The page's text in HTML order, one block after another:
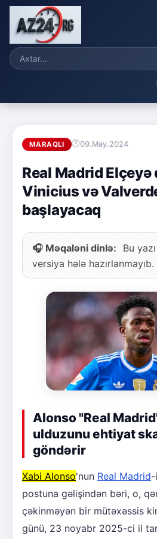
MARAQLI 09.May.2024
Real Madrid Elçeyə
Vinicius və
başlayacaq
🎧 Məqaləni dinlə:
Bu
versiya hələ hazırlanmayıb.
Alonso "Real
ulduzunu ehtiyat
göndərir
Xabi Alonso'nun Real Madrid-
postuna gəlişindən bəri, o,
çəkinməyən bir mütəxəssis
günü, 23 noyabr 2025-ci il